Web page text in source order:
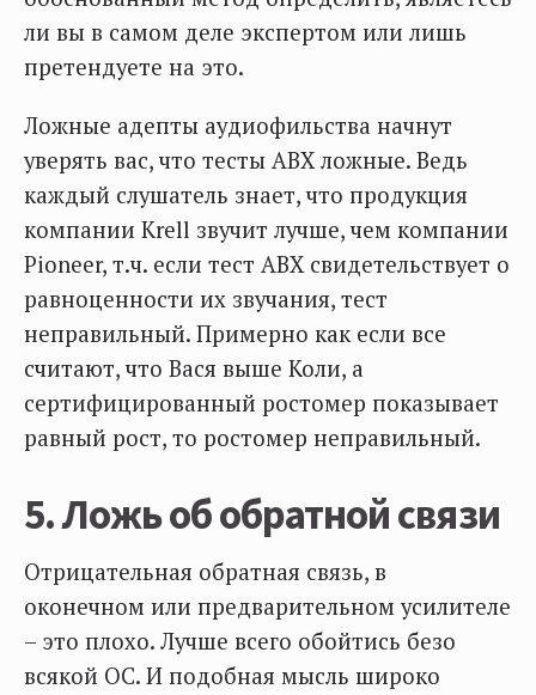
ли вы в самом деле экспертом или лишь
претендуете на это.
Ложные адепты аудиофильства начнут
уверять вас, что тесты АВХ ложные. Ведь
каждый слушатель знает, что продукция
компании Krell звучит лучше, чем компании
Pioneer, т.ч. если тест АВХ свидетельствует о
равноценности их звучания, тест
неправильный. Примерно как если все
считают, что Вася выше Коли, а
сертифицированный ростомер показывает
равный рост, то ростомер неправильный.
5. Ложь об обратной связи
Отрицательная обратная связь, в
оконечном или предварительном усилителе
– это плохо. Лучше всего обойтись безо
всякой ОС. И подобная мысль широко